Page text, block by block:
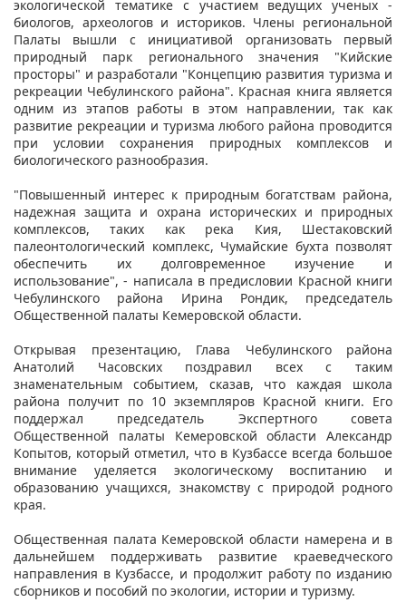
экологической тематике с участием ведущих ученых -
биологов, археологов и историков. Члены региональной
Палаты вышли с инициативой организовать первый
природный парк регионального значения "Кийские
просторы" и разработали "Концепцию развития туризма и
рекреации Чебулинского района". Красная книга является
одним из этапов работы в этом направлении, так как
развитие рекреации и туризма любого района проводится
при условии сохранения природных комплексов и
биологического разнообразия.
"Повышенный интерес к природным богатствам района,
надежная защита и охрана исторических и природных
комплексов, таких как река Кия, Шестаковский
палеонтологический комплекс, Чумайские бухта позволят
обеспечить их долговременное изучение и
использование", - написала в предисловии Красной книги
Чебулинского района Ирина Рондик, председатель
Общественной палаты Кемеровской области.
Открывая презентацию, Глава Чебулинского района
Анатолий Часовских поздравил всех с таким
знаменательным событием, сказав, что каждая школа
района получит по 10 экземпляров Красной книги. Его
поддержал председатель Экспертного совета
Общественной палаты Кемеровской области Александр
Копытов, который отметил, что в Кузбассе всегда большое
внимание уделяется экологическому воспитанию и
образованию учащихся, знакомству с природой родного
края.
Общественная палата Кемеровской области намерена и в
дальнейшем поддерживать развитие краеведческого
направления в Кузбассе, и продолжит работу по изданию
сборников и пособий по экологии, истории и туризму.